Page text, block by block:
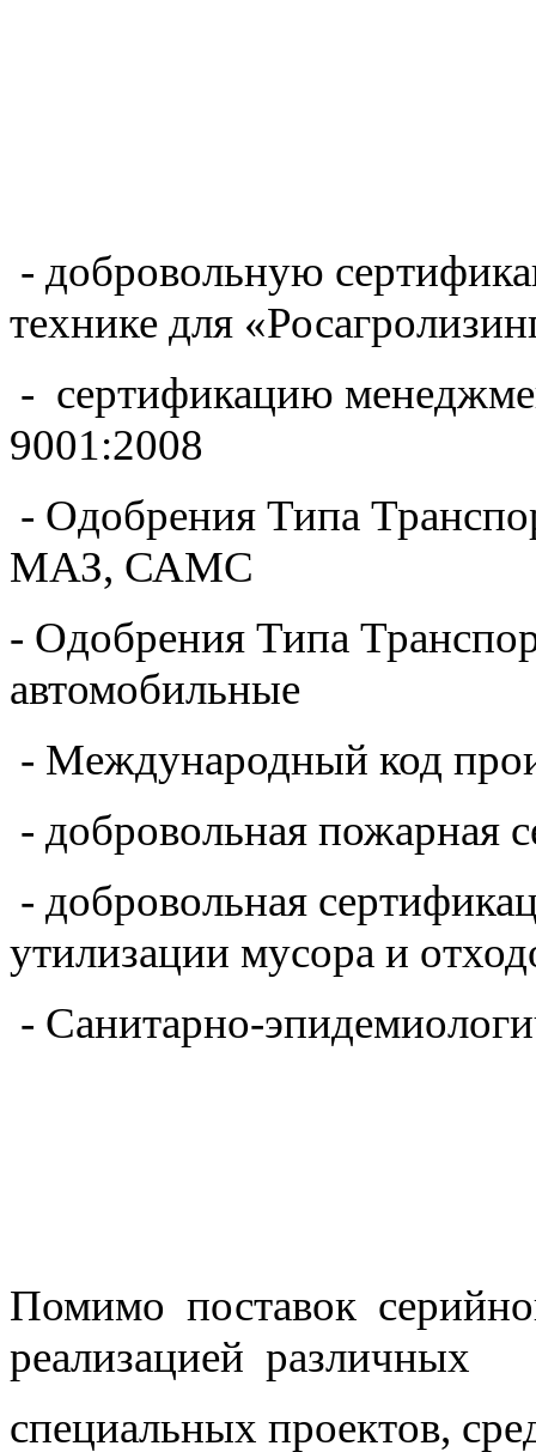
- добровольную
технике для
- сертификацию
9001:2008
- Одобрения Типа
МАЗ, САМС
- Одобрения Типа
автомобильные
- Международный код
- добровольная пожарная
- добровольная
утилизации мусора и
- Санитарно-
Помимо поставок
реализацией различных
специальных проектов,